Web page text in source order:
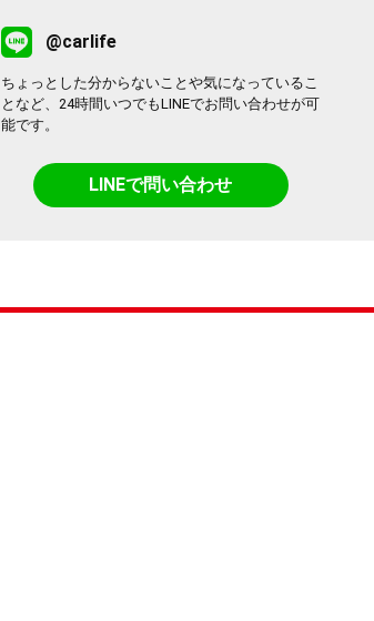
@carlife
ちょっとした分からないことや気になっているこ
となど、24時間いつでもLINEでお問い合わせが可
能です。
LINEで問い合わせ